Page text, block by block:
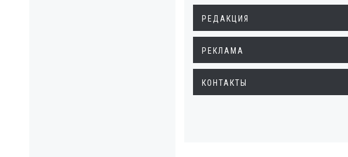
РЕДАКЦИЯ
РЕКЛАМА
КОНТАКТЫ